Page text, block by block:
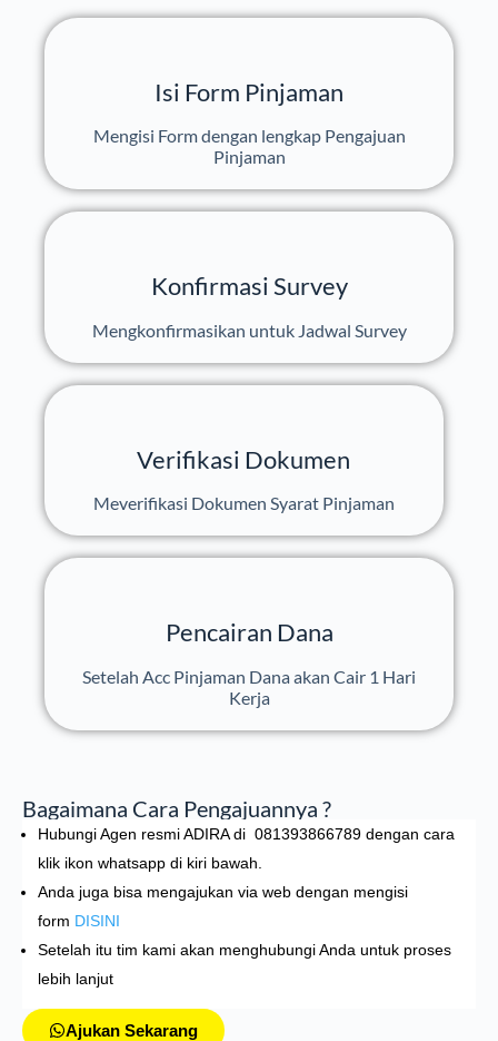
Isi Form Pinjaman
Mengisi Form dengan lengkap Pengajuan
Pinjaman
Konfirmasi Survey
Mengkonfirmasikan untuk Jadwal Survey
Verifikasi Dokumen
Meverifikasi Dokumen Syarat Pinjaman
Pencairan Dana
Setelah Acc Pinjaman Dana akan Cair 1 Hari
Kerja
Bagaimana Cara Pengajuannya ?
HubungiAgen resmi ADIRA di 081393866789 dengan cara
klik ikon whatsapp di kiri bawah.
Anda juga bisa mengajukan via web dengan mengisi
form DISINI
Setelah itu tim kami akan menghubungi Anda untuk proses
lebih lanjut
Ajukan Sekarang